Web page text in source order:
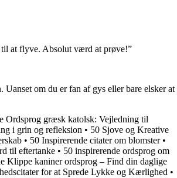
til at flyve. Absolut værd at prøve!”
om du er fan af gys eller bare elsker at
Ordsprog græsk katolsk: Vejledning til
i grin og refleksion • 50 Sjove og Kreative
• 50 Inspirerende citater om blomster•
til eftertanke • 50 inspirerende ordsprog om
Klippe kaniner ordsprog – Find din daglige
for at Sprede Lykke og Kærlighed •